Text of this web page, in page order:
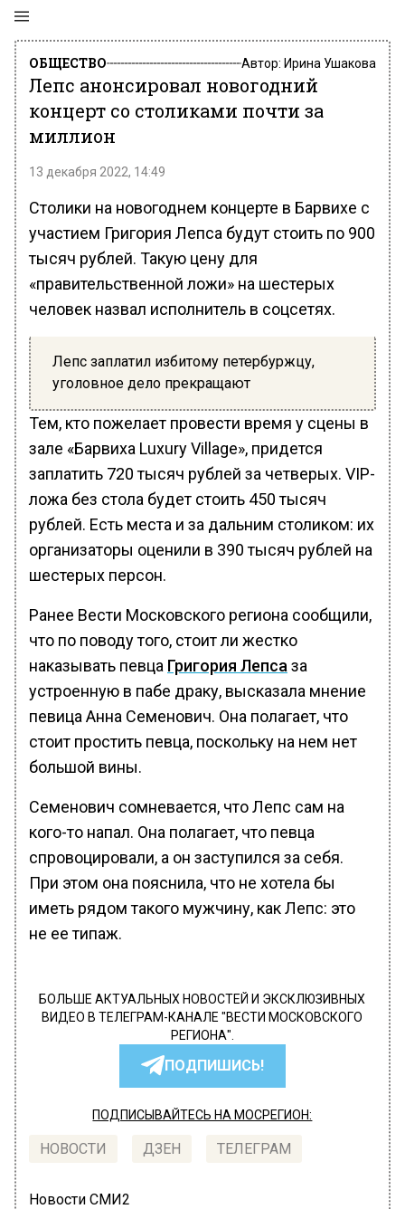
ОБЩЕСТВО Автор: Ирина Ушакова
Лепс анонсировал новогодний
концерт со столиками почти за
миллион
13 декабря 2022, 14:49
Столики на новогоднем концерте в Барвихе с
участием Григория Лепса будут стоить по 900
тысяч рублей. Такую цену для
«правительственной ложи» на шестерых
человек назвал исполнитель в соцсетях.
Лепс заплатил избитому петербуржцу,
уголовное дело прекращают
Тем, кто пожелает провести время у сцены в
зале «Барвиха Luxury Village», придется
заплатить 720 тысяч рублей за четверых. VIP-
ложа без стола будет стоить 450 тысяч
рублей. Есть места и за дальним столиком: их
организаторы оценили в 390 тысяч рублей на
шестерых персон.
Ранее Вести Московского региона сообщили,
что по поводу того, стоит ли жестко
наказывать певца Григория Лепса за
устроенную в пабе драку, высказала мнение
певица Анна Семенович. Она полагает, что
стоит простить певца, поскольку на нем нет
большой вины.
Семенович сомневается, что Лепс сам на
кого-то напал. Она полагает, что певца
спровоцировали, а он заступился за себя.
При этом она пояснила, что не хотела бы
иметь рядом такого мужчину, как Лепс: это
не ее типаж.
БОЛЬШЕ АКТУАЛЬНЫХ НОВОСТЕЙ И ЭКСКЛЮЗИВНЫХ
ВИДЕО В ТЕЛЕГРАМ-КАНАЛЕ "ВЕСТИ МОСКОВСКОГО
РЕГИОНА".
ПОДПИШИСЬ!
ПОДПИСЫВАЙТЕСЬ НА МОСРЕГИОН:
НОВОСТИ ДЗЕН ТЕЛЕГРАМ
Новости СМИ2